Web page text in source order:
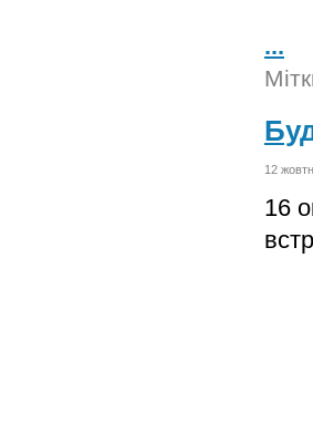
...
12
16